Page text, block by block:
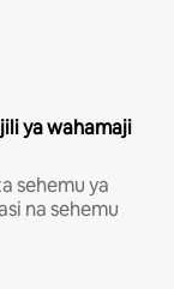
ya wahamaji
sehemu ya
na sehemu